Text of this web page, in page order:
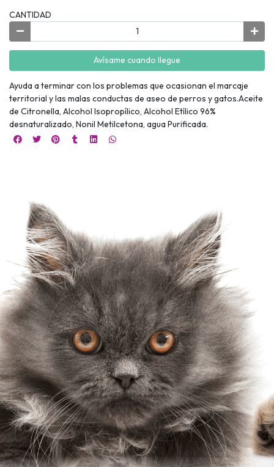
CANTIDAD
Avísame cuando llegue
Ayuda a terminar con los problemas que ocasionan el marcaje
territorial y las malas conductas de aseo de perros y gatos.Aceite
de Citronella, Alcohol Isopropílico, Alcohol Etílico 96%
desnaturalizado, Nonil Metilcetona, agua Purificada.